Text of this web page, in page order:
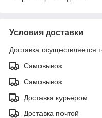
Условия доставки
Доставка осуществляется
Самовывоз
Самовывоз
Доставка курьером
Доставка почтой